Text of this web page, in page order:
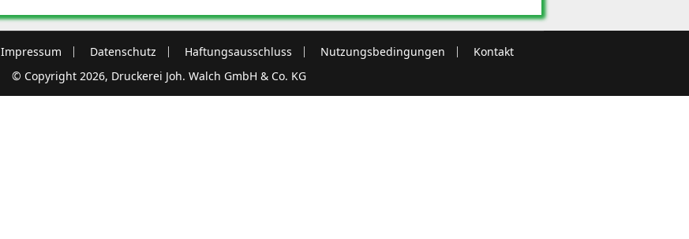
Impressum Datenschutz Haftungsausschluss Nutzungsbedingungen
Kontakt
© Copyright 2026, Druckerei Joh. Walch GmbH & Co. KG